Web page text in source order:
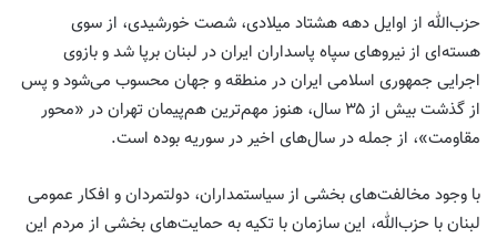
حزب‌الله از اوایل دهه هشتاد میلادی، شصت خورشیدی، از سوی
هسته‌ای از نیروهای سپاه پاسداران ایران در لبنان برپا شد و بازوی
اجرایی جمهوری اسلامی ایران در منطقه و جهان محسوب می‌شود و پس
از گذشت بیش از ۳۵ سال، هنوز مهم‌ترین هم‌پیمان تهران در «محور
مقاومت»، از جمله در سال‌های اخیر در سوریه بوده است.
با وجود مخالفت‌های بخشی از سیاستمداران، دولتمردان و افکار عمومی
لبنان با حزب‌الله، این سازمان با تکیه به حمایت‌های بخشی از مردم این